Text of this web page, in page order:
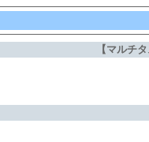
【マルチ